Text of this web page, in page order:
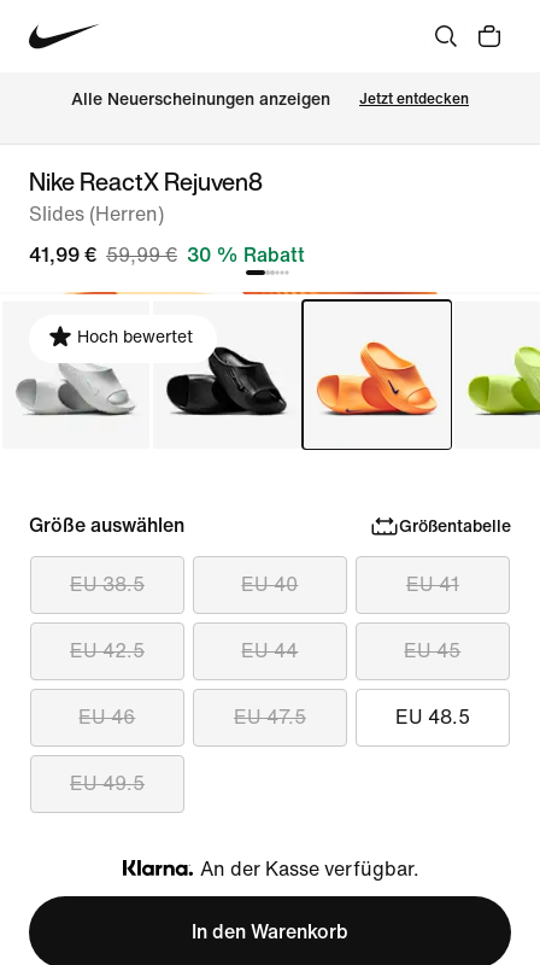
Alle Neuerscheinungen anzeigen Jetzt entdecken
Nike ReactX Rejuven8
Slides (Herren)
41,99 € 59,99 € 30 % Rabatt
Hoch bewertet
Größe auswählen Größentabelle
EU 38.5 EU 40 EU 41
EU 42.5 EU 44 EU 45
EU 46 EU 47.5 EU 48.5
EU 49.5
Klarna
An der Kasse verfügbar.
In den Warenkorb